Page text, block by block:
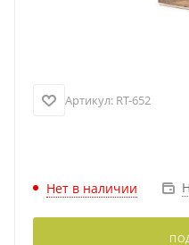
Артикул: RT-652
Нет в наличии